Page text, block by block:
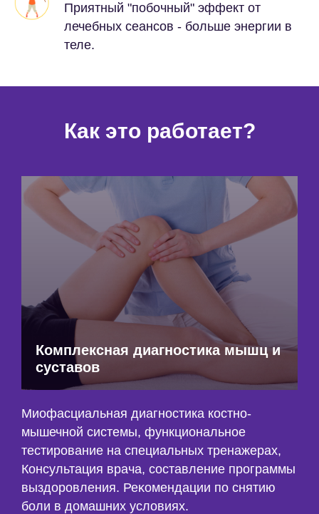
Приятный "побочный" эффект от
лечебных сеансов - больше энергии в
теле.
Как это работает?
Комплексная диагностика мышц и
суставов
Миофасциальная диагностика костно-
мышечной системы, функциональное
тестирование на специальных тренажерах,
Консультация врача, составление программы
выздоровления. Реĸомендации по снятию
боли в домашних условиях.